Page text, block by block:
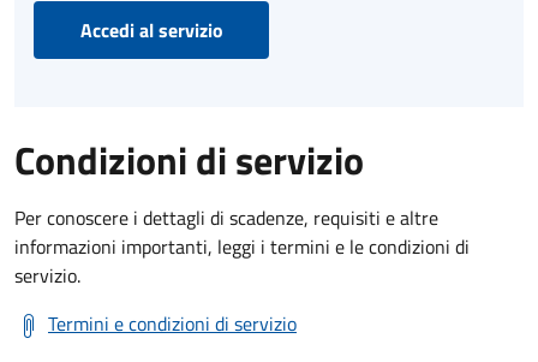
Accedi al servizio
Condizioni di servizio
Per conoscere i dettagli di scadenze, requisiti e altre
informazioni importanti, leggi i termini e le condizioni di
servizio.
Termini e condizioni di servizio